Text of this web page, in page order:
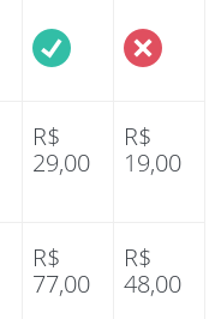
R$
29,00
R$
19,00
R$
77,00
R$
48,00